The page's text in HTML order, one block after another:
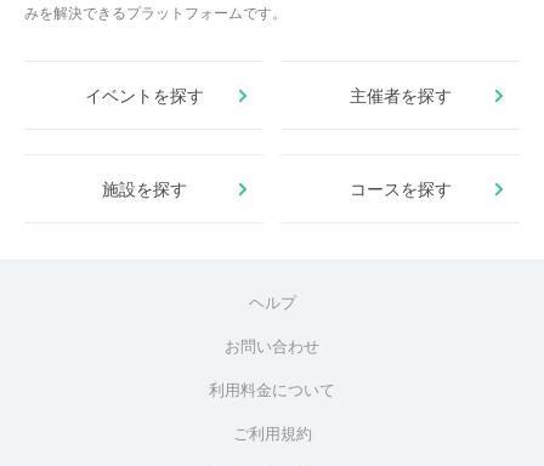
みを解決できるプラットフォームです。
イベントを探す 主催者を探す
施設を探す コースを探す
ヘルプ
お問い合わせ
利用料金について
ご利用規約